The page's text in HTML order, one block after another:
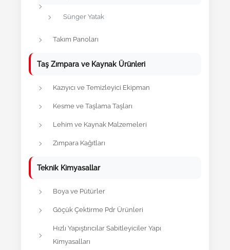
Sünger Yatak
Takım Panoları
Taş Zımpara ve Kaynak Ürünleri
Kazıyıcı ve Temizleyici Ekipman
Kesme ve Taşlama Taşları
Lehim ve Kaynak Malzemeleri
Zımpara Kağıtları
Teknik Kimyasallar
Boya ve Pütürler
Göçük Çektirme Pdr Ürünleri
Hızlı Yapıştırıcılar Sabitleyiciler Yapı
Kimyasalları